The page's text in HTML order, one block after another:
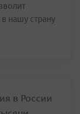
нашу страну
в России